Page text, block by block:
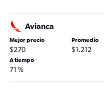
Avianca
Mejor precio
$270
Promedio
$1.212
A tiempo
71 %